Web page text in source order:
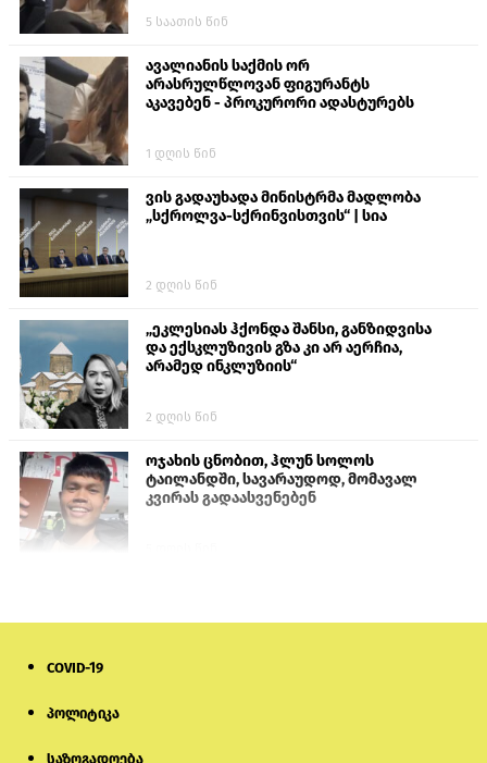
თავს დასხმოდა გიგა ავალიანს“
5 საათის წინ
ავალიანის საქმის ორ
არასრულწლოვან ფიგურანტს
აკავებენ - პროკურორი ადასტურებს
1 დღის წინ
ვის გადაუხადა მინისტრმა მადლობა
„სქროლვა-სქრინვისთვის“ | სია
2 დღის წინ
„ეკლესიას ჰქონდა შანსი, განზიდვისა
და ექსკლუზივის გზა კი არ აერჩია,
არამედ ინკლუზიის“
2 დღის წინ
ოჯახის ცნობით, ჰლუნ სოლოს
ტაილანდში, სავარაუდოდ, მომავალ
კვირას გადაასვენებენ
COVID-19
პოლიტიკა
საზოგადოება